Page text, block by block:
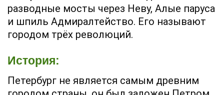
разводные мосты через Неву, Алые паруса
и шпиль Адмиралтейство. Его называют
городом трёх революций.
История:
Петербург не является самым древним